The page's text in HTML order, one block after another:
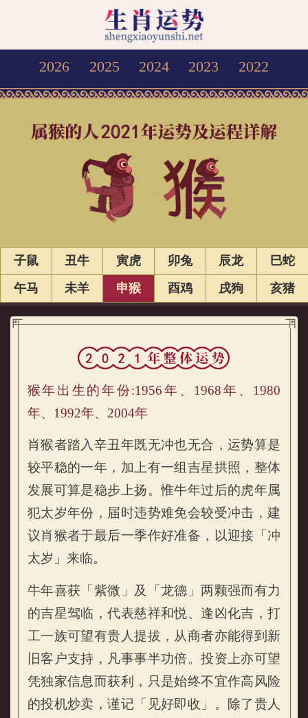
2026 2025 2024 2023 2022
子鼠 丑牛 寅虎 卯兔 辰龙
巳蛇
午马
未羊 申猴 酉鸡 戌狗 亥猪
属猴的人2021年运势及运程详解
属猴的人2021年整体运势
猴年出生的年份:1956年、1968年、1980
年、1992年、2004年
肖猴者踏入辛丑年既无冲也无合，运势算是
较平稳的一年，加上有一组吉星拱照，整体
发展可算是稳步上扬。惟牛年过后的虎年属
犯太岁年份，届时违势难免会较受冲击，建
议肖猴者于最后一季作好准备，以迎接「冲
太岁」来临。
牛年喜获「紫微」及「龙德」两颗强而有力
的吉星驾临，代表慈祥和悦、逢凶化吉，打
工一族可望有贵人提拔，从商者亦能得到新
旧客户支持，凡事事半功倍。投资上亦可望
凭独家信息而获利，只是始终不宜作高风险
的投机炒卖，谨记「见好即收」。除了贵人